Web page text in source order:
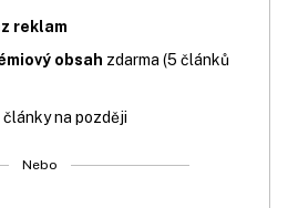
reklam
obsah zdarma (5 článků
na později
Nebo